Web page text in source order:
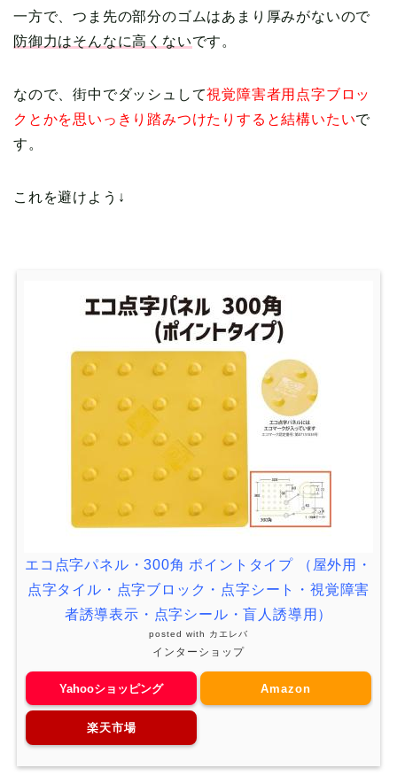
一方で、つま先の部分のゴムはあまり厚みがないので
防御力はそんなに高くないです。
なので、街中でダッシュして視覚障害者用点字ブロッ
クとかを思いっきり踏みつけたりすると結構いたいで
す。
これを避けよう↓
エコ点字パネル・300角 ポイントタイプ （屋外用・
点字タイル・点字ブロック・点字シート・視覚障害
者誘導表示・点字シール・盲人誘導用）
posted with カエレバ
インターショップ
Yahooショッピング Amazon
楽天市場